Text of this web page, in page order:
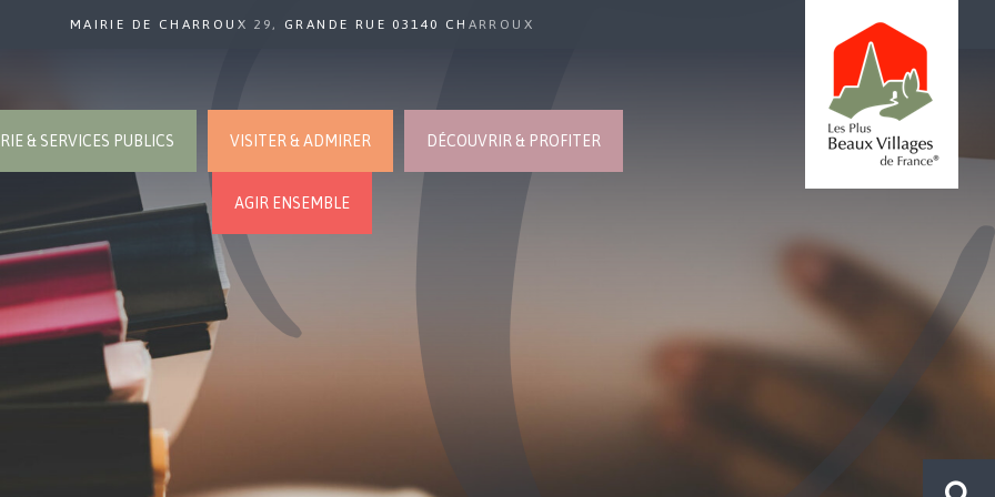
MAIRIE DE CHARROUX 29, GRANDE RUE 03140 CHARROUX
& SERVICES PUBLICS VISITER & ADMIRER DÉCOUVRIR & PROFITER
AGIR ENSEMBLE